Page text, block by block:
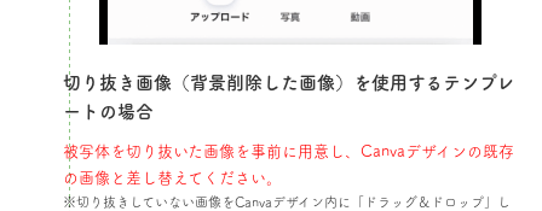
切り抜き画像（背景削除した画像）を使用するテンプレ
ートの場合​
被写体を切り抜いた画像を事前に用意し、Canvaデザインの既存
の画像と差し替えてください。​
※切り抜きしていない画像をCanvaデザイン内に「ドラッグ＆ドロップ」し